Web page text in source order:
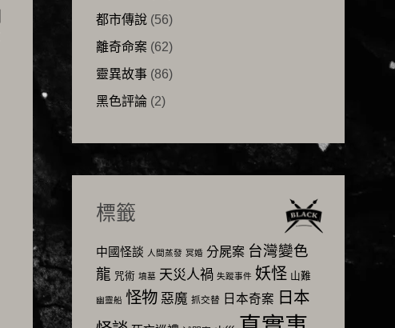
都市傳說(56)
離奇命案(62)
靈異故事(86)
黑色評論(2)
標籤
中國怪談 人間蒸發 冥婚 分屍案 台灣變色
龍 咒術 墳墓 天災人禍 失蹤事件 妖怪 山難
幽靈船 怪物 惡魔 抓交替 日本奇案 日本